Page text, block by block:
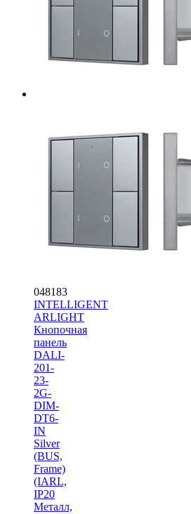
048183
INTELLIGENT
ARLIGHT
Кнопочная
панель
DALI-
201-
23-
2G-
DIM-
DT6-
IN
Silver
(BUS,
Frame)
(IARL,
IP20
Металл,